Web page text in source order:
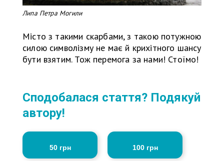
Липа Петра Могили
Місто з такими скарбами, з такою потужною
силою символізму не має й крихітного шансу
бути взятим. Тож перемога за нами! Стоїмо!
Сподобалася стаття? Подякуй
автору!
50 грн 100 грн